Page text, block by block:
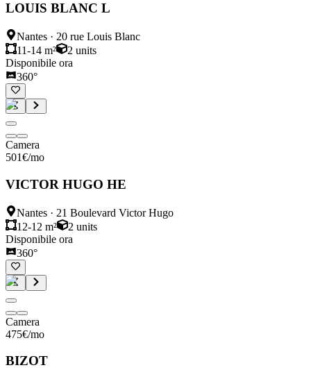
LOUIS BLANC L
Nantes · 20 rue Louis Blanc
11-14 m²
2 units
Disponibile ora
360°
Camera
501€/mo
VICTOR HUGO HE
Nantes · 21 Boulevard Victor Hugo
12-12 m²
2 units
Disponibile ora
360°
Camera
475€/mo
BIZOT